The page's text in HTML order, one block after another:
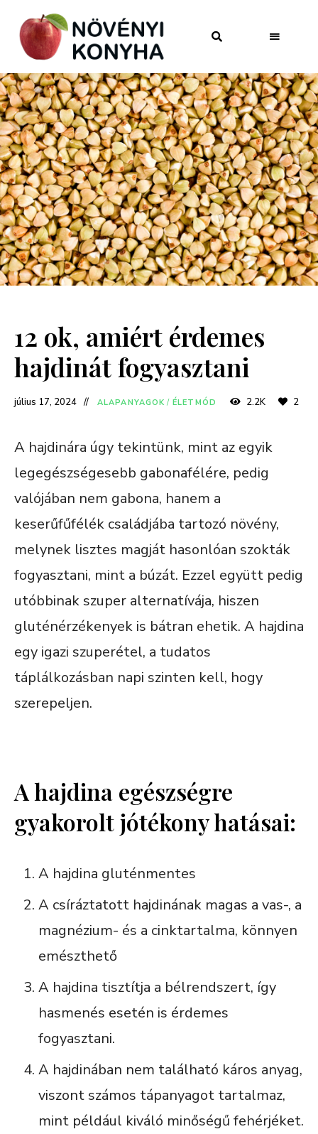
12 ok, amiért érdemes
hajdinát fogyasztani
július 17, 2024 ALAPANYAGOK / ÉLETMÓD 2.2K 2
A hajdinára úgy tekintünk, mint az egyik
legegészségesebb gabonafélére, pedig
valójában nem gabona, hanem a
keserűfűfélék családjába tartozó növény,
melynek lisztes magját hasonlóan szokták
fogyasztani, mint a búzát. Ezzel együtt pedig
utóbbinak szuper alternatívája, hiszen
gluténérzékenyek is bátran ehetik. A hajdina
egy igazi szuperétel, a tudatos
táplálkozásban napi szinten kell, hogy
szerepeljen.
A hajdina egészségre
gyakorolt jótékony hatásai:
A hajdina gluténmentes
A csíráztatott hajdinának magas a vas-, a
magnézium- és a cinktartalma, könnyen
emészthető
A hajdina tisztítja a bélrendszert, így
hasmenés esetén is érdemes
fogyasztani.
A hajdinában nem található káros anyag,
viszont számos tápanyagot tartalmaz,
mint például kiváló minőségű fehérjéket.